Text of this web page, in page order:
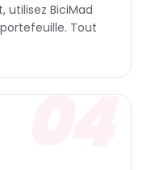
utilisez BiciMad
Tout
04